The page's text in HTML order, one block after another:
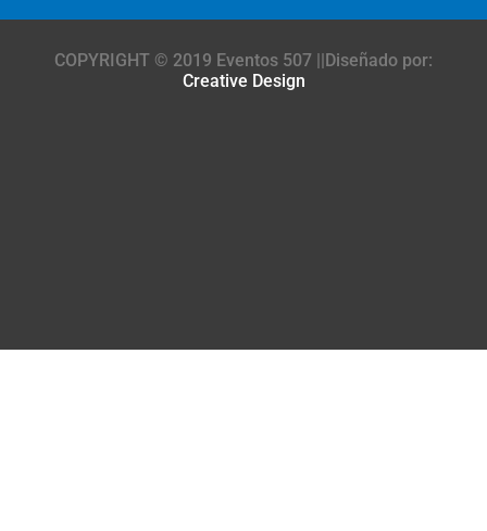
COPYRIGHT © 2019 Eventos 507 ||Diseñado por:
Creative Design